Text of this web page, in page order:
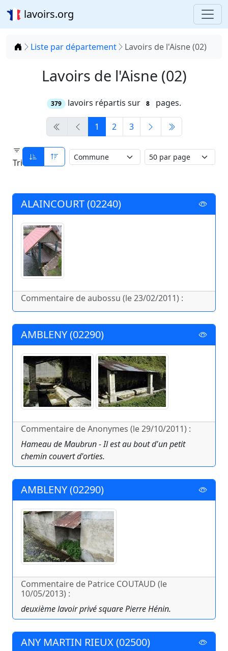
lavoirs.org
Accueil
Liste par département Lavoirs de l'Aisne (02)
Lavoirs de l'Aisne (02)
379 lavoirs répartis sur 8 pages.
1 2 3
Tri
ALAINCOURT (02240)
Commentaire de aubossu (le 23/02/2011) :
AMBLENY (02290)
Commentaire de Anonymes (le 29/10/2011) :
Hameau de Maubrun - Il est au bout d'un petit
chemin couvert d'orties.
AMBLENY (02290)
Commentaire de Patrice COUTAUD (le
10/05/2013) :
deuxième lavoir privé square Pierre Hénin.
ANY MARTIN RIEUX (02500)